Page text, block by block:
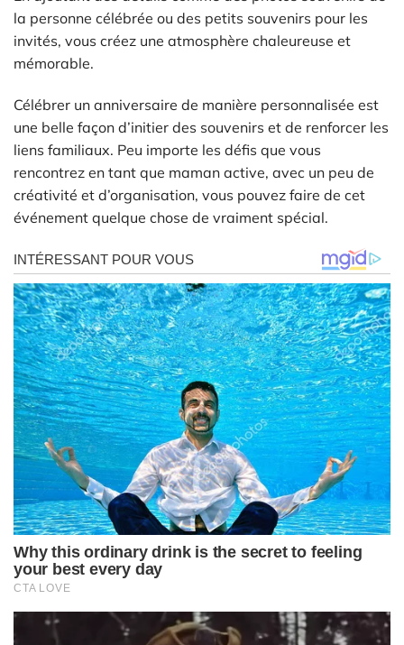
la personne célébrée ou des petits souvenirs pour les
invités, vous créez une atmosphère chaleureuse et
mémorable.
Célébrer un anniversaire de manière personnalisée est
une belle façon d’initier des souvenirs et de renforcer les
liens familiaux. Peu importe les défis que vous
rencontrez en tant que maman active, avec un peu de
créativité et d’organisation, vous pouvez faire de cet
événement quelque chose de vraiment spécial.